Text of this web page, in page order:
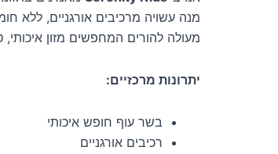
מנה עשויה מרכיבים אורגניים, ללא
מעולה להורים המחפשים מזון
יתרונות מרכזיים:
בשר עוף חופש איכותי
רכיבים אורגניים